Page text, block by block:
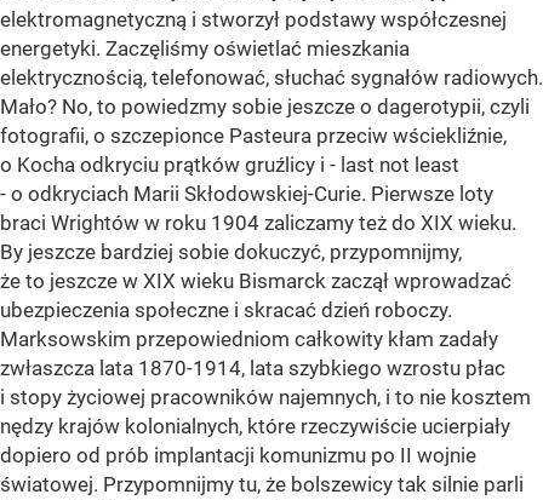
elektromagnetyczną i stworzył podstawy współczesnej
energetyki. Zaczęliśmy oświetlać mieszkania
elektrycznością, telefonować, słuchać sygnałów radiowych.
Mało? No, to powiedzmy sobie jeszcze o dagerotypii, czyli
fotografii, o szczepionce Pasteura przeciw wściekliźnie,
o Kocha odkryciu prątków gruźlicy i - last not least
- o odkryciach Marii Skłodowskiej-Curie. Pierwsze loty
braci Wrightów w roku 1904 zaliczamy też do XIX wieku.
By jeszcze bardziej sobie dokuczyć, przypomnijmy,
że to jeszcze w XIX wieku Bismarck zaczął wprowadzać
ubezpieczenia społeczne i skracać dzień roboczy.
Marksowskim przepowiedniom całkowity kłam zadały
zwłaszcza lata 1870-1914, lata szybkiego wzrostu płac
i stopy życiowej pracowników najemnych, i to nie kosztem
nędzy krajów kolonialnych, które rzeczywiście ucierpiały
dopiero od prób implantacji komunizmu po II wojnie
światowej. Przypomnijmy tu, że bolszewicy tak silnie parli